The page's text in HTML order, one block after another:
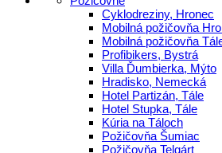
Cyklodreziny, Hronec
Mobilná požičovňa
Mobilná požičovňa
Profibikers, Bystrá
Villa Ďumbierka, Mýto
Hradisko, Nemecká
Hotel Partizán, Tále
Hotel Stupka, Tále
Kúria na Táloch
Požičovňa Šumiac
Požičovňa Telgárt